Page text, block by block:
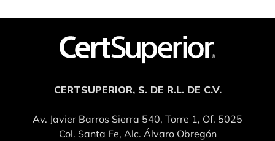
CERTSUPERIOR, S. DE R.L. DE C.V.
Av. Javier Barros Sierra 540, Torre 1, Of. 5025
Col. Santa Fe, Alc. Álvaro Obregón